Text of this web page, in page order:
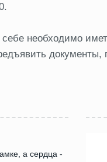
необходимо
а сердца -